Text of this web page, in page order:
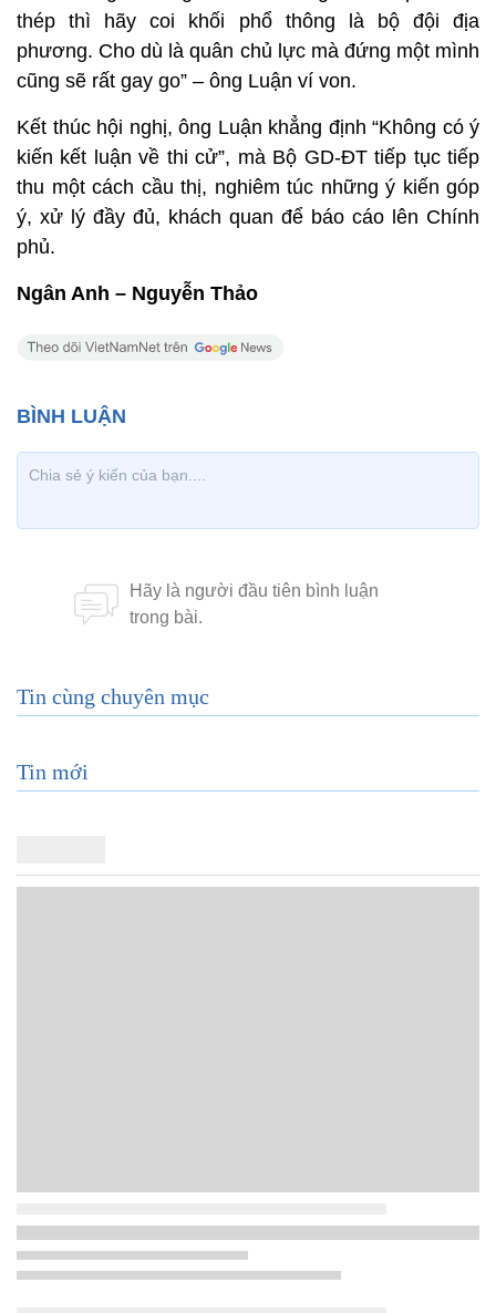
thép thì hãy coi khối phổ thông là bộ đội địa
phương. Cho dù là quân chủ lực mà đứng một mình
cũng sẽ rất gay go” – ông Luận ví von.
Kết thúc hội nghị, ông Luận khẳng định “Không có ý
kiến kết luận về thi cử”, mà Bộ GD-ĐT tiếp tục tiếp
thu một cách cầu thị, nghiêm túc những ý kiến góp
ý, xử lý đầy đủ, khách quan để báo cáo lên Chính
phủ.
Ngân Anh – Nguyễn Thảo
Tin cùng chuyên mục
Tin mới